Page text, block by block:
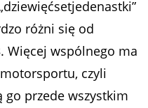
różni się od
Więcej wspólnego ma
czyli
go przede wszystkim